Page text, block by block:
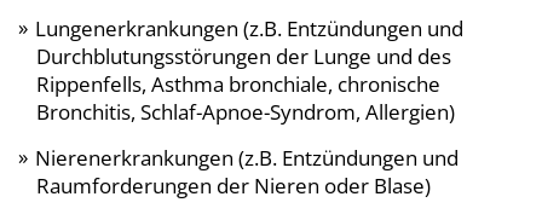
Lungenerkrankungen (z.B. Entzündungen und
Durchblutungsstörungen der Lunge und des
Rippenfells, Asthma bronchiale, chronische
Bronchitis, Schlaf-Apnoe-Syndrom, Allergien)
Nierenerkrankungen (z.B. Entzündungen und
Raumforderungen der Nieren oder Blase)